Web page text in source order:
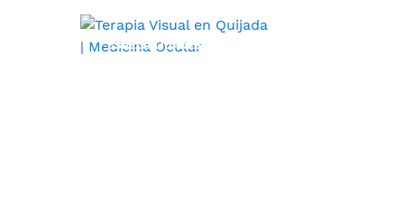
ESPECIALIDADES